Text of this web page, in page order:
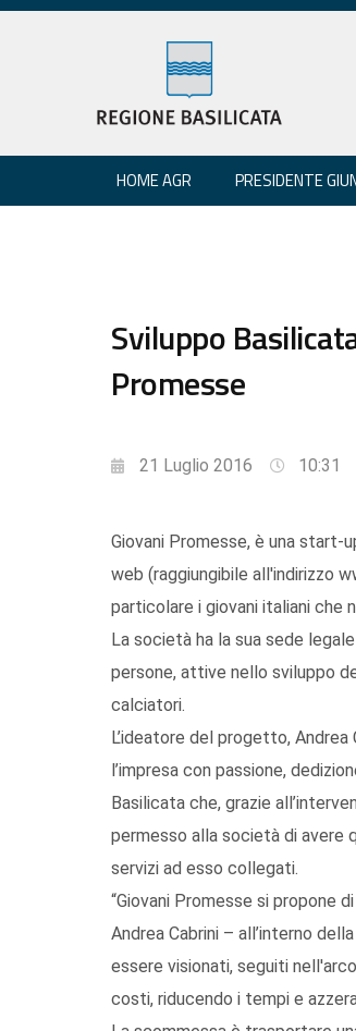
HOME AGR PRESIDENTE
Sviluppo
Promesse
21 Luglio 2016 10:31
Giovani Promesse, è una
web (raggiungibile all'indirizzo
particolare i giovani italiani che
La società ha la sua sede
persone, attive nello sviluppo
calciatori.
L’ideatore del progetto,
l’impresa con passione,
Basilicata che, grazie
permesso alla società di avere
servizi ad esso collegati.
“Giovani Promesse si propone
Andrea Cabrini – all’interno
essere visionati, seguiti
costi, riducendo i tempi e